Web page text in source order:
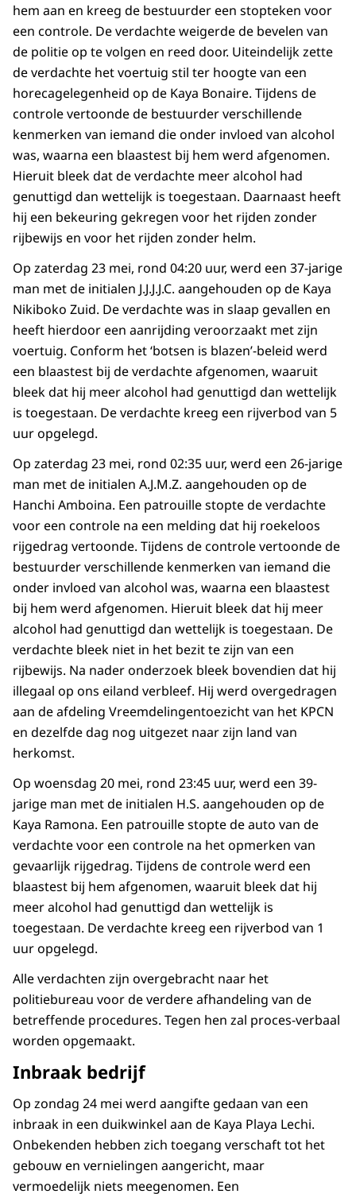
hem aan en kreeg de bestuurder een stopteken voor
een controle. De verdachte weigerde de bevelen van
de politie op te volgen en reed door. Uiteindelijk zette
de verdachte het voertuig stil ter hoogte van een
horecagelegenheid op de Kaya Bonaire. Tijdens de
controle vertoonde de bestuurder verschillende
kenmerken van iemand die onder invloed van alcohol
was, waarna een blaastest bij hem werd afgenomen.
Hieruit bleek dat de verdachte meer alcohol had
genuttigd dan wettelijk is toegestaan. Daarnaast heeft
hij een bekeuring gekregen voor het rijden zonder
rijbewijs en voor het rijden zonder helm.
Op zaterdag 23 mei, rond 04:20 uur, werd een 37-jarige
man met de initialen J.J.J.J.C. aangehouden op de Kaya
Nikiboko Zuid. De verdachte was in slaap gevallen en
heeft hierdoor een aanrijding veroorzaakt met zijn
voertuig. Conform het ‘botsen is blazen’-beleid werd
een blaastest bij de verdachte afgenomen, waaruit
bleek dat hij meer alcohol had genuttigd dan wettelijk
is toegestaan. De verdachte kreeg een rijverbod van 5
uur opgelegd.
Op zaterdag 23 mei, rond 02:35 uur, werd een 26-jarige
man met de initialen A.J.M.Z. aangehouden op de
Hanchi Amboina. Een patrouille stopte de verdachte
voor een controle na een melding dat hij roekeloos
rijgedrag vertoonde. Tijdens de controle vertoonde de
bestuurder verschillende kenmerken van iemand die
onder invloed van alcohol was, waarna een blaastest
bij hem werd afgenomen. Hieruit bleek dat hij meer
alcohol had genuttigd dan wettelijk is toegestaan. De
verdachte bleek niet in het bezit te zijn van een
rijbewijs. Na nader onderzoek bleek bovendien dat hij
illegaal op ons eiland verbleef. Hij werd overgedragen
aan de afdeling Vreemdelingentoezicht van het KPCN
en dezelfde dag nog uitgezet naar zijn land van
herkomst.
Op woensdag 20 mei, rond 23:45 uur, werd een 39-
jarige man met de initialen H.S. aangehouden op de
Kaya Ramona. Een patrouille stopte de auto van de
verdachte voor een controle na het opmerken van
gevaarlijk rijgedrag. Tijdens de controle werd een
blaastest bij hem afgenomen, waaruit bleek dat hij
meer alcohol had genuttigd dan wettelijk is
toegestaan. De verdachte kreeg een rijverbod van 1
uur opgelegd.
Alle verdachten zijn overgebracht naar het
politiebureau voor de verdere afhandeling van de
betreffende procedures. Tegen hen zal proces-verbaal
worden opgemaakt.
Inbraak bedrijf
Op zondag 24 mei werd aangifte gedaan van een
inbraak in een duikwinkel aan de Kaya Playa Lechi.
Onbekenden hebben zich toegang verschaft tot het
gebouw en vernielingen aangericht, maar
vermoedelijk niets meegenomen. Een